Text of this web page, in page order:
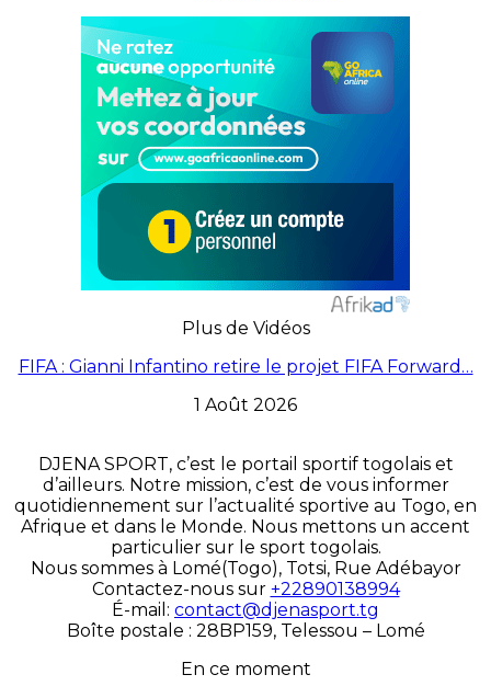
Plus de Vidéos
FIFA : Gianni Infantino retire le projet FIFA Forward…
1 Août 2026
DJENA SPORT, c’est le portail sportif togolais et
d’ailleurs. Notre mission, c’est de vous informer
quotidiennement sur l’actualité sportive au Togo, en
Afrique et dans le Monde. Nous mettons un accent
particulier sur le sport togolais.
Nous sommes à Lomé(Togo), Totsi, Rue Adébayor
Contactez-nous sur +22890138994
É-mail: contact@djenasport.tg
Boîte postale : 28BP159, Telessou – Lomé
En ce moment